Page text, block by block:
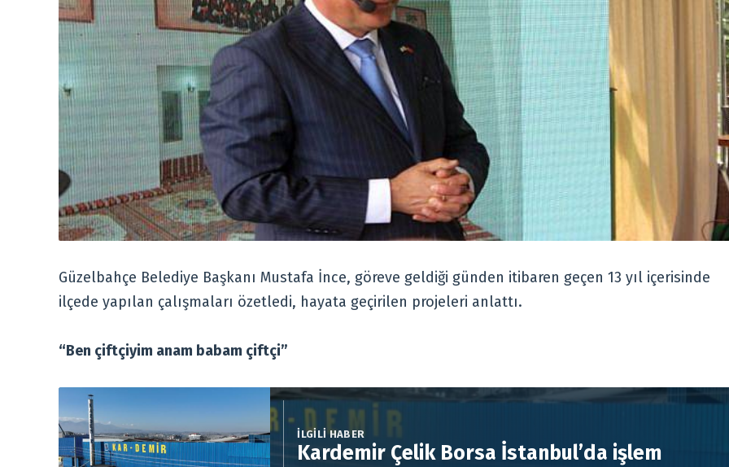
Güzelbahçe Belediye Başkanı Mustafa İnce, göreve geldiği günden itibaren geçen 13 yıl içerisinde
ilçede yapılan çalışmaları özetledi, hayata geçirilen projeleri anlattı.
“Ben çiftçiyim anam babam çiftçi”
İLGİLİ HABER
Kardemir Çelik Borsa İstanbul’da işlem